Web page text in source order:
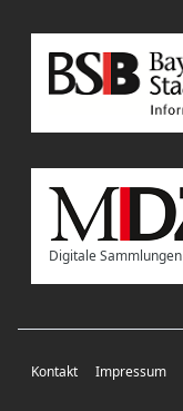
Digitale Sammlungen
Kontakt Impressum